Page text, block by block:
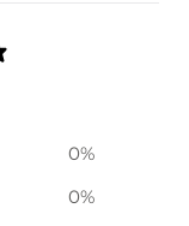
0%
0%